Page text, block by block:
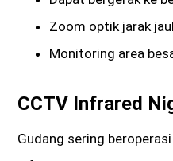
Zoom optik jarak
Monitoring area
CCTV Infrared
Gudang sering